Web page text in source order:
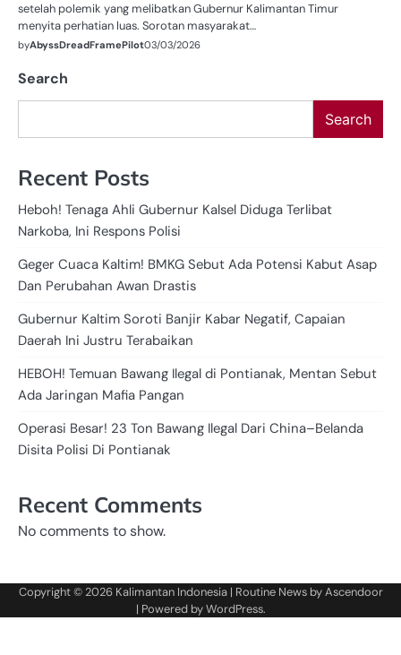
setelah polemik yang melibatkan Gubernur Kalimantan Timur
menyita perhatian luas. Sorotan masyarakat…
byAbyssDreadFramePilot03/03/2026
Search
Search
Recent Posts
Heboh! Tenaga Ahli Gubernur Kalsel Diduga Terlibat
Narkoba, Ini Respons Polisi
Geger Cuaca Kaltim! BMKG Sebut Ada Potensi Kabut Asap
Dan Perubahan Awan Drastis
Gubernur Kaltim Soroti Banjir Kabar Negatif, Capaian
Daerah Ini Justru Terabaikan
HEBOH! Temuan Bawang Ilegal di Pontianak, Mentan Sebut
Ada Jaringan Mafia Pangan
Operasi Besar! 23 Ton Bawang Ilegal Dari China–Belanda
Disita Polisi Di Pontianak
Recent Comments
No comments to show.
Copyright © 2026 Kalimantan Indonesia| Routine News byAscendoor
| Powered byWordPress.